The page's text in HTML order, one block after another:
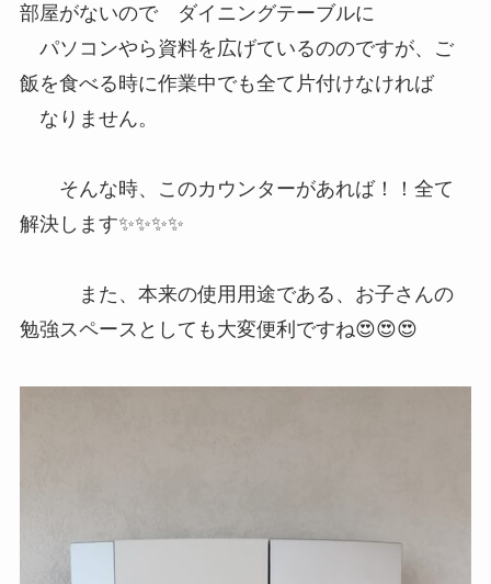
部屋がないので ダイニングテーブルに
パソコンやら資料を広げているののですが、ご
飯を食べる時に作業中でも全て片付けなければ
なりません。
そんな時、このカウンターがあれば！！全て
解決します✨✨✨✨
また、本来の使用用途である、お子さんの
勉強スペースとしても大変便利ですね😍😍😍